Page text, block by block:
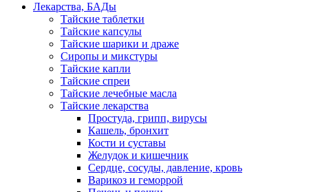
Лекарства, БАДы
Тайские таблетки
Тайские капсулы
Тайские шарики и драже
Сиропы и микстуры
Тайские капли
Тайские спреи
Тайские лечебные масла
Тайские лекарства
Простуда, грипп, вирусы
Кашель, бронхит
Кости и суставы
Желудок и кишечник
Сердце, сосуды, давление, кровь
Варикоз и геморрой